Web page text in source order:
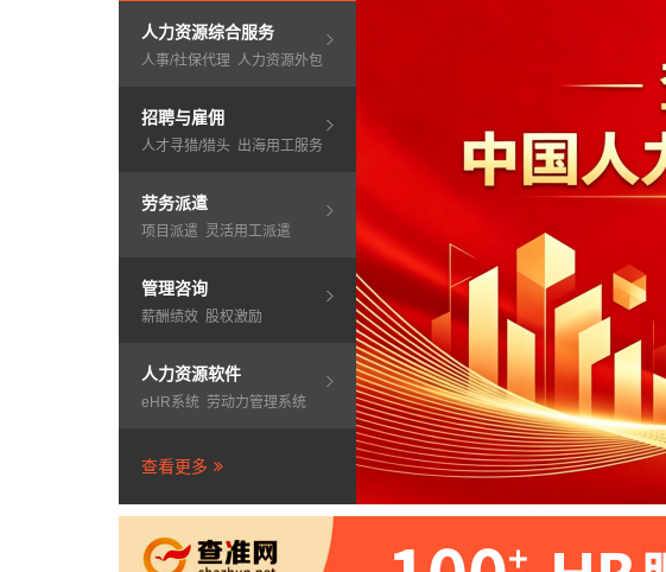
人力资源综合服务
人事/社保代理 人力资源外包
招聘与雇佣
人才寻猎/猎头 出海用工服务
劳务派遣
项目派遣 灵活用工派遣
管理咨询
薪酬绩效 股权激励
人力资源软件
eHR系统 劳动力管理系统
查看更多